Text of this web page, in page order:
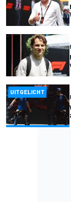
UITGELICHT